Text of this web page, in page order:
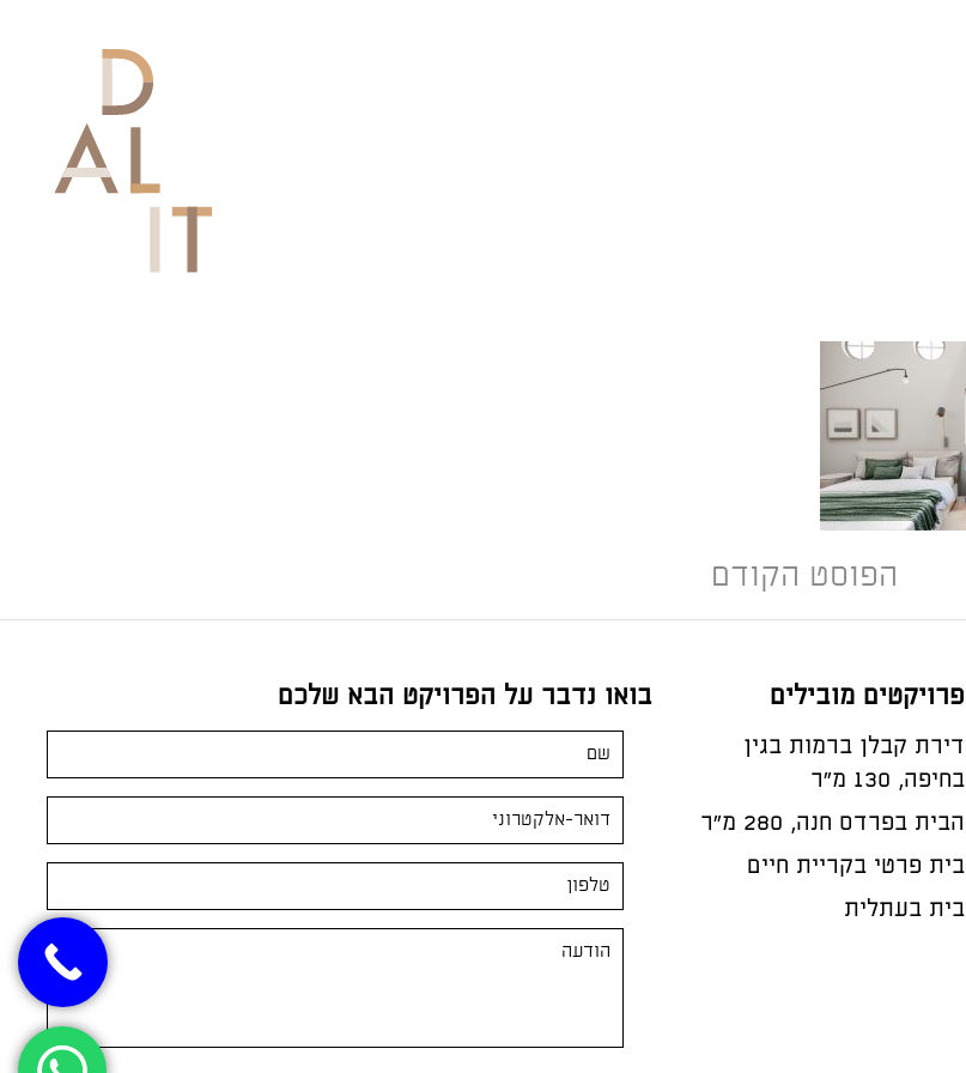
הפוסט הקודם
פרויקטים מובילים
דירת קבלן ברמות בגין
בחיפה, 130 מ"ר
הבית בפרדס חנה, 280 מ״ר
בית פרטי בקריית חיים
בית בעתלית
בואו נדבר על הפרויקט הבא שלכם